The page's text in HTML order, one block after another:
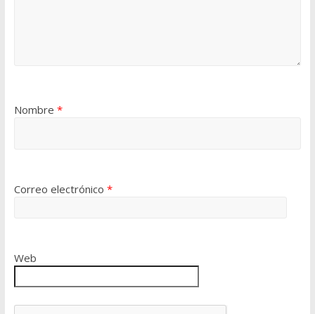
Nombre *
Correo electrónico *
Web